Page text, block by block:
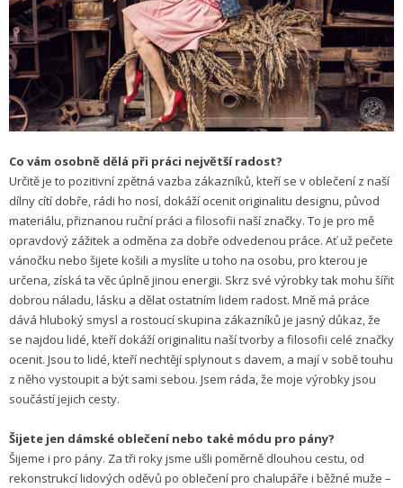
Co vám osobně dělá při práci největší radost?
Určitě je to pozitivní zpětná vazba zákazníků, kteří se v oblečení z naší
dílny cítí dobře, rádi ho nosí, dokáží ocenit originalitu designu, původ
materiálu, přiznanou ruční práci a filosofii naší značky. To je pro mě
opravdový zážitek a odměna za dobře odvedenou práce. Ať už pečete
vánočku nebo šijete košili a myslíte u toho na osobu, pro kterou je
určena, získá ta věc úplně jinou energii. Skrz své výrobky tak mohu šířit
dobrou náladu, lásku a dělat ostatním lidem radost. Mně má práce
dává hluboký smysl a rostoucí skupina zákazníků je jasný důkaz, že
se najdou lidé, kteří dokáží originalitu naší tvorby a filosofii celé značky
ocenit. Jsou to lidé, kteří nechtějí splynout s davem, a mají v sobě touhu
z něho vystoupit a být sami sebou. Jsem ráda, že moje výrobky jsou
součástí jejich cesty.
Šijete jen dámské oblečení nebo také módu pro pány?
Šijeme i pro pány. Za tři roky jsme ušli poměrně dlouhou cestu, od
rekonstrukcí lidových oděvů po oblečení pro chalupáře i běžné muže –